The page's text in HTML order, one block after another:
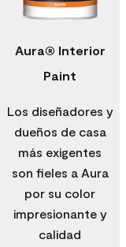
Aura® Interior
Paint
Los diseñadores y
dueños de casa
más exigentes
son fieles a Aura
por su color
impresionante y
calidad